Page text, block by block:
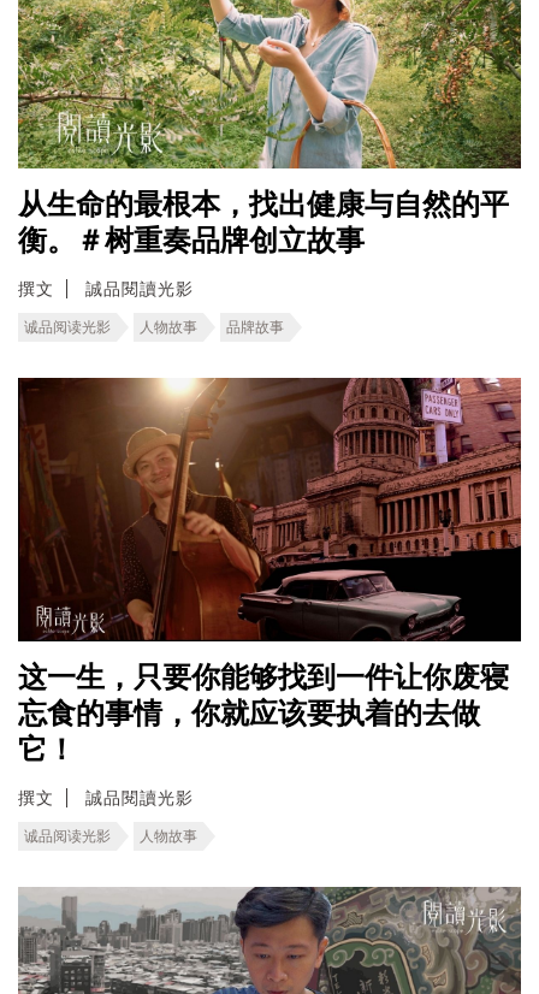
从生命的最根本，找出健康与自然的平
衡。＃树重奏品牌创立故事
撰文 誠品閱讀光影
诚品阅读光影 人物故事 品牌故事
这一生，只要你能够找到一件让你废寝
忘食的事情，你就应该要执着的去做
它！
撰文 誠品閱讀光影
诚品阅读光影 人物故事